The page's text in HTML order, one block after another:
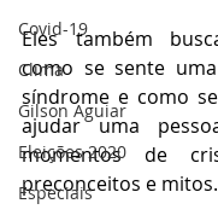
Covid-19
Clima
Gilson Aguiar
Eleições 2020
Especiais
Eles também
como se sente
síndrome e como
ajudar uma
momentos de
preconceitos e mitos.